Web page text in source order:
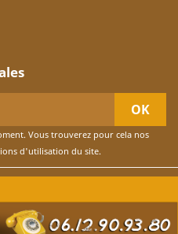
Vous trouverez pour cela nos
d'utilisation du site.